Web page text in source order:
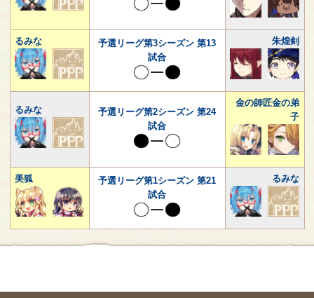
るみな
予選リーグ第3シーズン 第13
試合
朱煌剣
るみな
予選リーグ第2シーズン 第24
試合
金の師匠金の弟
子
美狐
予選リーグ第1シーズン 第21
試合
るみな